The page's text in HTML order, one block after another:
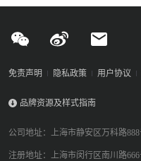
免责声明 隐私政策 用户协议
品牌资源及样式指南
公司地址：上海市静安区万科路
注册地址：上海市闵行区南川路666